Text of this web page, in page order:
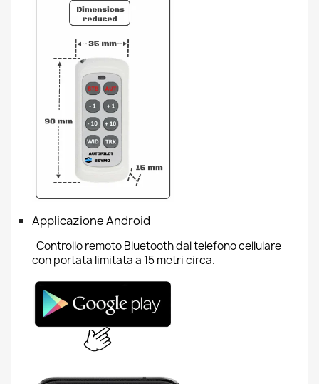
Applicazione Android
Controllo remoto Bluetooth dal telefono cellulare
con portata limitata a 15 metri circa.